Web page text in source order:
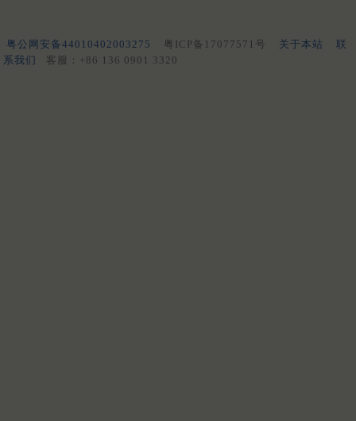
粤公网安备44010402003275 粤ICP备17077571号 关于本站
联
系我们
客服：+86 136 0901 3320